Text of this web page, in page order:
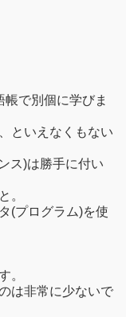
で別個に学びま
といえなくもない
ス)は勝手に付い
。
(プログラム)を使
。
は非常に少ないで